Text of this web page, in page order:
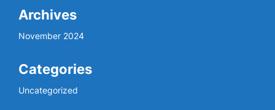
Archives
November 2024
Categories
Uncategorized